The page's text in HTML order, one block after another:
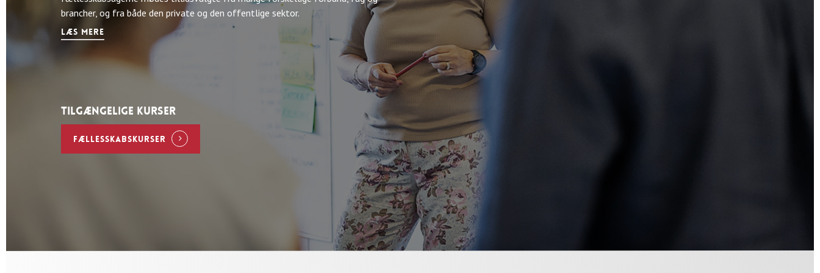
brancher, og fra både den private og den offentlige sektor.
LÆS MERE
TILGÆNGELIGE KURSER
FÆLLESSKABSKURSER